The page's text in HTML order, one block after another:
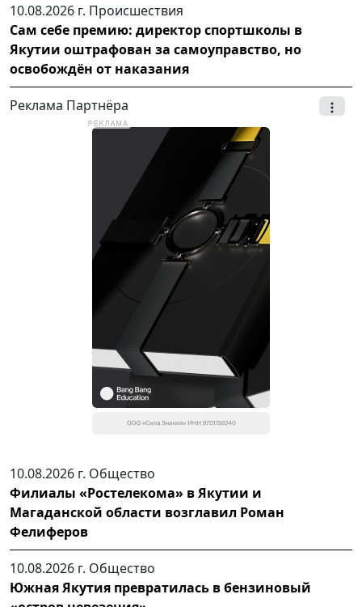
10.08.2026 г. Происшествия
Сам себе премию: директор спортшколы в
Якутии оштрафован за самоуправство, но
освобождён от наказания
Реклама Партнёра
10.08.2026 г. Общество
Филиалы «Ростелекома» в Якутии и
Магаданской области возглавил Роман
Фелиферов
10.08.2026 г. Общество
Южная Якутия превратилась в бензиновый